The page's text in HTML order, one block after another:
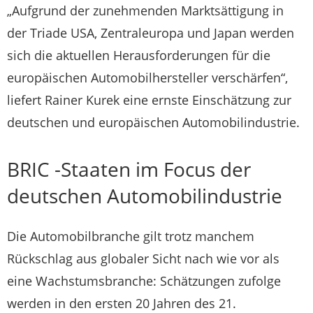
„Aufgrund der zunehmenden Marktsättigung in
der Triade USA, Zentraleuropa und Japan werden
sich die aktuellen Herausforderungen für die
europäischen Automobilhersteller verschärfen“,
liefert Rainer Kurek eine ernste Einschätzung zur
deutschen und europäischen Automobilindustrie.
BRIC -Staaten im Focus der
deutschen Automobilindustrie
Die Automobilbranche gilt trotz manchem
Rückschlag aus globaler Sicht nach wie vor als
eine Wachstumsbranche: Schätzungen zufolge
werden in den ersten 20 Jahren des 21.